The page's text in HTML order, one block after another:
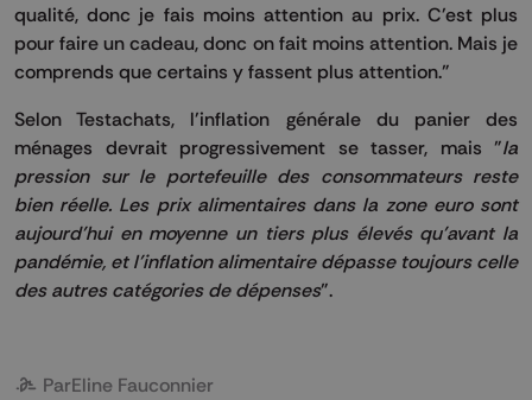
qualité, donc je fais moins attention au prix. C'est plus
pour faire un cadeau, donc on fait moins attention. Mais je
comprends que certains y fassent plus attention."
Selon Testachats, l'inflation générale du panier des
ménages devrait progressivement se tasser, mais "la
pression sur le portefeuille des consommateurs reste
bien réelle. Les prix alimentaires dans la zone euro sont
aujourd’hui en moyenne un tiers plus élevés qu’avant la
pandémie, et l’inflation alimentaire dépasse toujours celle
des autres catégories de dépenses".
ParEline Fauconnier